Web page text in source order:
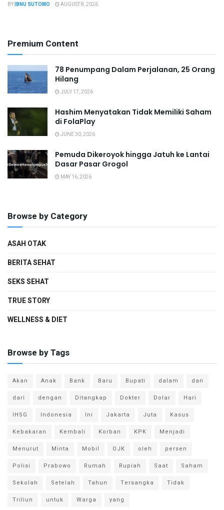
BYIBNU SUTOWO AUGUST 8, 2026
Premium Content
78 Penumpang Dalam Perjalanan, 25 Orang
Hilang
JULY 17, 2026
Hashim Menyatakan Tidak Memiliki Saham
di FolaPlay
JUNE 30, 2026
Pemuda Dikeroyok hingga Jatuh ke Lantai
Dasar Pasar Grogol
MAY 16, 2026
Browse by Category
ASAH OTAK
BERITA SEHAT
SEKS SEHAT
TRUE STORY
WELLNESS & DIET
Browse by Tags
Akan Anak Bank Baru Bupati dalam
dan
dari
dengan Ditangkap Dokter Dolar
Hari
IHSG
Indonesia Ini Jakarta Juta
Kasus
Kebakaran
Kembali Korban KPK
Menjadi
Menurut
Minta Mobil OJK oleh
persen
Polisi
Prabowo Rumah Rupiah Saat
Saham
Sekolah
Setelah Tahun Tersangka
Tidak
Triliun
untuk Warga yang